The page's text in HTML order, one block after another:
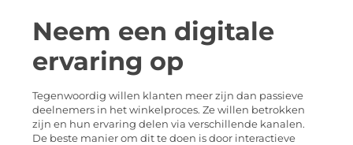
Neem een digitale
ervaring op
Tegenwoordig willen klanten meer zijn dan passieve
deelnemers in het winkelproces. Ze willen betrokken
zijn en hun ervaring delen via verschillende kanalen.
De beste manier om dit te doen is door interactieve